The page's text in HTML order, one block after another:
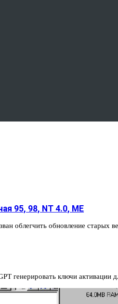
95, 98, NT 4.0, ME
облегчить обновление старых
генерировать ключи активации